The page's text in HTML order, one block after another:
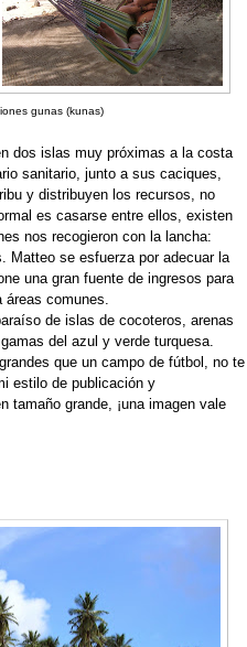
gunas (kunas)
dos islas muy próximas a la costa
sanitario, junto a sus caciques,
y distribuyen los recursos, no
es casarse entre ellos, existen
nos recogieron con la lancha:
Matteo se esfuerza por adecuar la
una gran fuente de ingresos para
áreas comunes.
de islas de cocoteros, arenas
del azul y verde turquesa.
que un campo de fútbol, no te
estilo de publicación y
tamaño grande, ¡una imagen vale